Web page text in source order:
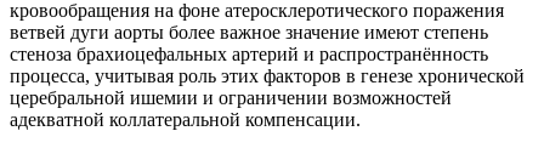
кровообращения на фоне атеросклеротического поражения
ветвей дуги аорты более важное значение имеют степень
стеноза брахиоцефальных артерий и распространённость
процесса, учитывая роль этих факторов в генезе хронической
церебральной ишемии и ограничении возможностей
адекватной коллатеральной компенсации.